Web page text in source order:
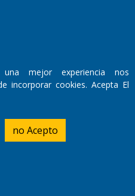
mejor experiencia nos
incorporar cookies. Acepta El
no Acepto